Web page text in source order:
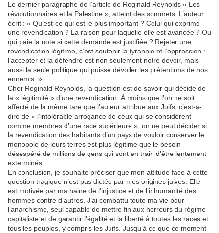
Le dernier paragraphe de l’article de Reginald Reynolds « Les
révolutionnaires et la Palestine », atteint des sommets. L’auteur
écrit : « Qu’est-ce qui est le plus important ? Celui qui exprime
une revendication ? La raison pour laquelle elle est avancée ? Ou
qui paie la note si cette demande est justifiée ? Rejeter une
revendication légitime, c’est soutenir la tyrannie et l’oppression :
l’accepter et la défendre est non seulement notre devoir, mais
aussi la seule politique qui puisse dévoiler les prétentions de nos
ennemis. »
Cher Reginald Reynolds, la question est de savoir qui décide de
la « légitimité » d’une revendication. À moins que l’on ne soit
affecté de la même tare que l’auteur attribue aux Juifs, c’est-à-
dire de « l’intolérable arrogance de ceux qui se considèrent
comme membres d’une race supérieure », on ne peut décider si
la revendication des habitants d’un pays de vouloir conserver le
monopole de leurs terres est plus légitime que le besoin
désespéré de millions de gens qui sont en train d’être lentement
exterminés.
En conclusion, je souhaite préciser que mon attitude face à cette
question tragique n’est pas dictée par mes origines juives. Elle
est motivée par ma haine de l’injustice et de l’inhumanité des
hommes contre d’autres. J’ai combattu toute ma vie pour
l’anarchisme, seul capable de mettre fin aux horreurs du régime
capitaliste et de garantir l’égalité et la liberté à toutes les races et
tous les peuples, y compris les Juifs. Jusqu’à ce que ce moment